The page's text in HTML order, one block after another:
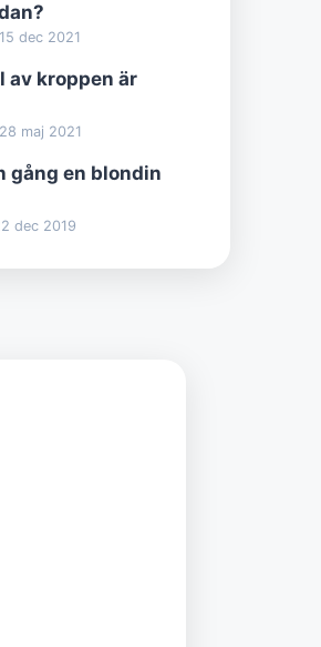
15 dec 2021
av kroppen är
28 maj 2021
gång en blondin
dec 2019